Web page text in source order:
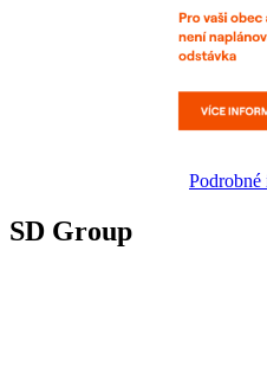
Podrobné
SD Group